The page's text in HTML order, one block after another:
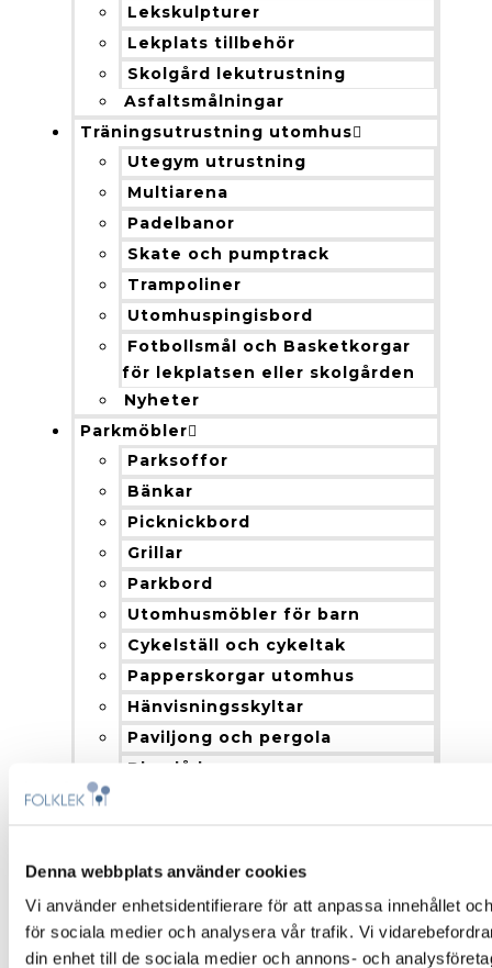
Denna webbplats använder cookies
Vi använder enhetsidentifierare för att anpassa innehållet
för sociala medier och analysera vår trafik. Vi
din enhet till de sociala medier och annons- och
Lekskulpturer
Lekplats tillbehör
Skolgård lekutrustning
Asfaltsmålningar
Träningsutrustning utomhus
Utegym utrustning
Multiarena
Padelbanor
Skate och pumptrack
Trampoliner
Utomhuspingisbord
Fotbollsmål och Basketkorgar
för lekplatsen eller skolgården
Nyheter
Parkmöbler
Parksoffor
Bänkar
Picknickbord
Grillar
Parkbord
Utomhusmöbler för barn
Cykelställ och cykeltak
Papperskorgar utomhus
Hänvisningsskyltar
Paviljong och pergola
Blomlådor
Montering och installation
Färgalternativ och material
Om Folklek